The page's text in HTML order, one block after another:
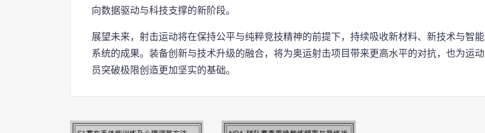
向数据驱动与科技支撑的新阶段。
展望未来，射击运动将在保持公平与纯粹竞技精神的前提下，持续吸收新材料、新技术与智能
系统的成果。装备创新与技术升级的融合，将为奥运射击项目带来更高水平的对抗，也为运动
员突破极限创造更加坚实的基础。